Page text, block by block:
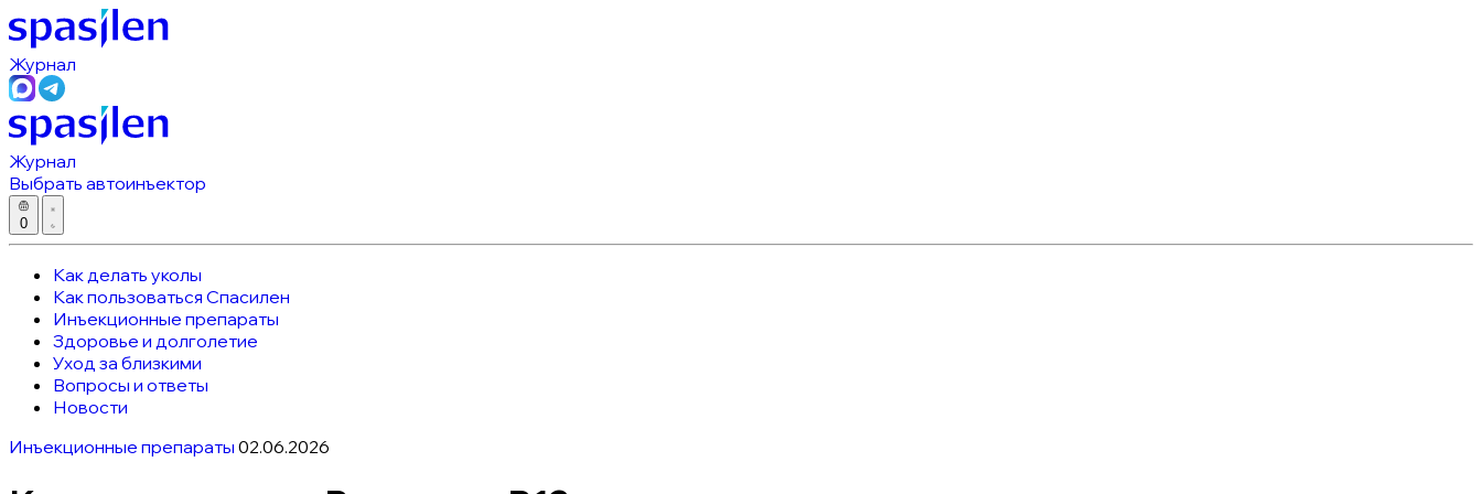
Журнал
Журнал
Выбрать автоинъектор
0
Как делать уколы
Как пользоваться Спасилен
Инъекционные препараты
Здоровье и долголетие
Уход за близкими
Вопросы и ответы
Новости
Инъекционные препараты 02.06.2026